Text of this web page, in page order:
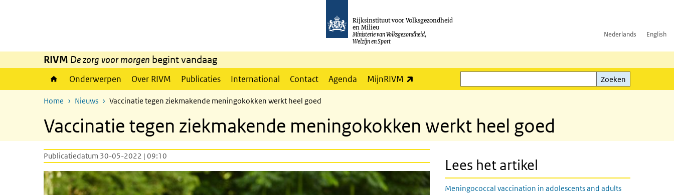
Rijksinstituut voor Volksgezondheid
en Milieu
Ministerie van Volksgezondheid,
Welzijn en Sport
Nederlands English
RIVM De zorg voor morgen begint vandaag
Onderwerpen Over RIVM Publicaties International Contact Agenda MijnRIVM
Zoeken
Zoeken
Home Nieuws Vaccinatie tegen ziekmakende meningokokken werkt heel goed
Vaccinatie tegen ziekmakende meningokokken werkt heel goed
Publicatiedatum 30-05-2022 | 09:10
Lees het artikel
Meningococcal vaccination in adolescents and adults